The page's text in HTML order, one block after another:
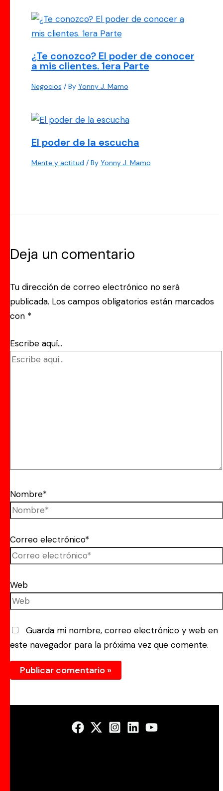
¿Te conozco? El poder de conocer
a mis clientes. 1era Parte
Negocios / By Yonny J. Mamo
El poder de la escucha
Mente y actitud / By Yonny J. Mamo
Deja un comentario
Tu dirección de correo electrónico no será
publicada. Los campos obligatorios están marcados
con *
Escribe aquí...
Nombre*
Correo electrónico*
Web
Guarda mi nombre, correo electrónico y web en
este navegador para la próxima vez que comente.